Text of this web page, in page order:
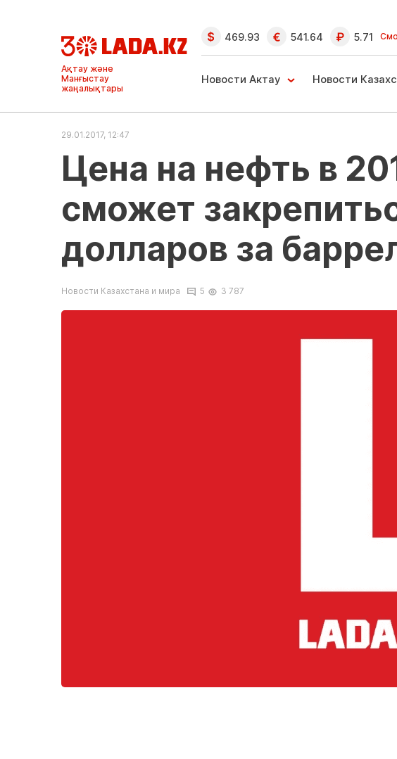
Ақтау және
Манғыстау
жаңалықтары
469.93 541.64 5.71
Новости Актау Новости
29.01.2017, 12:47
Цена на нефть в
сможет
долларов за
Новости Казахстана и мира 5 3 787